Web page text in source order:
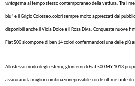
vintagema al tempo stesso contemporaneo della vettura. Tra i
blu” e il Grigio Colosseo,colori sempre molto apprezzati dal
disponibili anche il Viola Dolce e il Rosa Diva. Conqueste nuove
Fiat 500 sicompone di ben 14 colori confermandosi una delle più
Allostesso modo degli esterni, gli interni di Fiat 500 MY 1013
assicurano la miglior combinazionepossibile con le ultime tinte